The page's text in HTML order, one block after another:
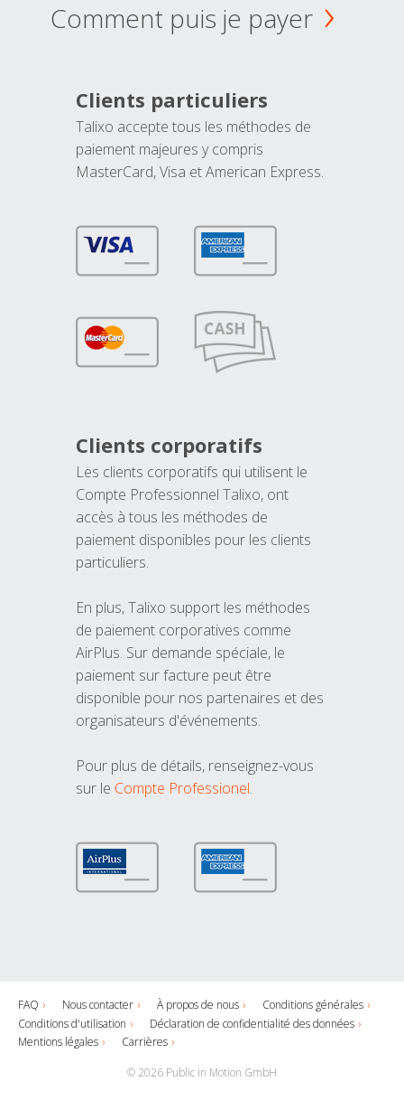
Comment puis je payer
Clients particuliers
Talixo accepte tous les méthodes de
paiement majeures y compris
MasterCard, Visa et American Express.
Clients corporatifs
Les clients corporatifs qui utilisent le
Compte Professionnel Talixo, ont
accès à tous les méthodes de
paiement disponibles pour les clients
particuliers.
En plus, Talixo support les méthodes
de paiement corporatives comme
AirPlus. Sur demande spéciale, le
paiement sur facture peut être
disponible pour nos partenaires et des
organisateurs d'événements.
Pour plus de détails, renseignez-vous
sur le Compte Professionel.
FAQ Nous contacter À propos de nous
Conditions générales
Conditions d'utilisation
Déclaration de confidentialité des données
Mentions légales
Carrières
© 2026 Public in Motion GmbH